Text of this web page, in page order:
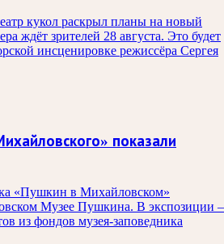
кукол раскрыл планы на новый
ждёт зрителей 28 августа. Это будет
инсценировке режиссёра Сергея
показали
«Пушкин в Михайловском»
Музее Пушкина. В экспозиции
из фондов музея-заповедника